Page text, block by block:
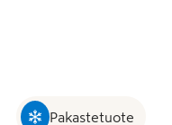
Pakastetuote